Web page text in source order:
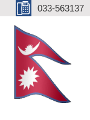
033-563137